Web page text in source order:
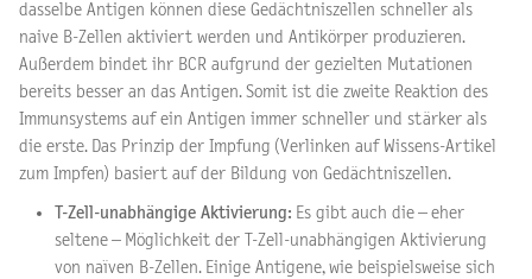
dasselbe Antigen können diese Gedächtniszellen schneller als
naive B-Zellen aktiviert werden und Antikörper produzieren.
Außerdem bindet ihr BCR aufgrund der gezielten Mutationen
bereits besser an das Antigen. Somit ist die zweite Reaktion des
Immunsystems auf ein Antigen immer schneller und stärker als
die erste. Das Prinzip der Impfung (Verlinken auf Wissens-Artikel
zum Impfen) basiert auf der Bildung von Gedächtniszellen.
T-Zell-unabhängige Aktivierung: Es gibt auch die – eher
seltene – Möglichkeit der T-Zell-unabhängigen Aktivierung
von naïven B-Zellen. Einige Antigene, wie beispielsweise sich